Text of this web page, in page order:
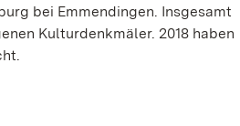
bei Emmendingen. Insgesamt
Kulturdenkmäler. 2018 haben